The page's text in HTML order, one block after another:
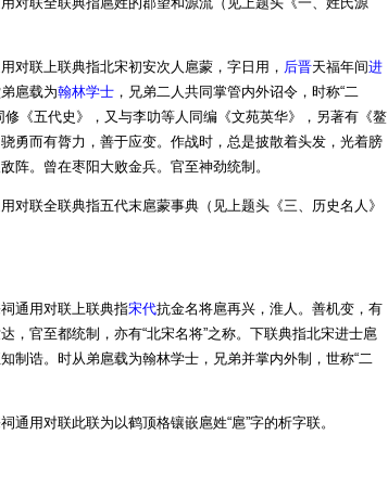
联上联典指北宋初安次人扈蒙，字日用， 后晋天福年间进
扈载为翰林学士 ，兄弟二人共同掌管内外诏令，时称“二
《五代史》，又与李叻等人同编《文苑英华》，另著有《鳌
勇而有膂力，善于应变。作战时，总是披散着头发，光着膀
阵。曾在枣阳大败金兵。官至神劲统制。
联全联典指五代末扈蒙事典（见上题头《三、历史名人》
通用对联上联典指宋代抗金名将扈再兴，淮人。善机变，有
，官至都统制，亦有“北宋名将”之称。下联典指北宋进士扈
制诰。时从弟扈载为翰林学士，兄弟并掌内外制，世称“二
用对联此联为以鹤顶格镶嵌扈姓“扈”字的析字联。